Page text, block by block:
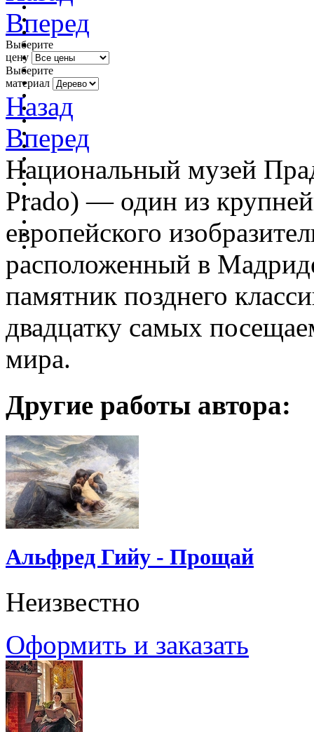
Вперед
Выберите
цену
Выберите
материал
Назад
Вперед
Национальный музей
Prado) — один из
европейского
расположенный в
памятник позднего
двадцатку самых
мира.
Другие работы автора:
Альфред Гийу - Прощай
Неизвестно
Оформить и заказать